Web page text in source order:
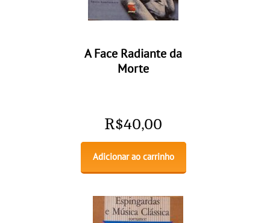
A Face Radiante da
Morte
R$40,00
Adicionar ao carrinho